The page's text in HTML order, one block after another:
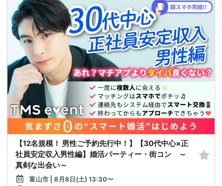
【12名規模！ 男性ご予約先行中！】【30代中心×正
社員安定収入男性編】婚活パーティー・街コン ～
真剣な出会い～
富山市 | 8月8日(土) 13:30〜